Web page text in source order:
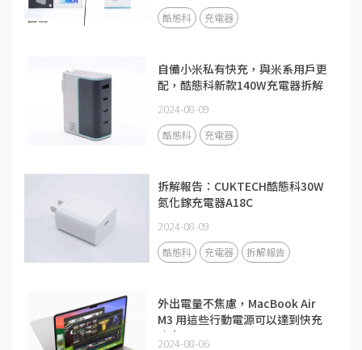
酷態科 充電器
自備小米私有快充，與米系用戶更
配，酷態科新款140W充電器拆解
2024-08-09
酷態科 充電器
拆解報告：CUKTECH酷態科30W
氮化鎵充電器A18C
2024-08-09
酷態科 充電器 拆解報告
外出電量不焦慮，MacBook Air
M3 用這些行動電源可以達到快充
功率
2024-08-06